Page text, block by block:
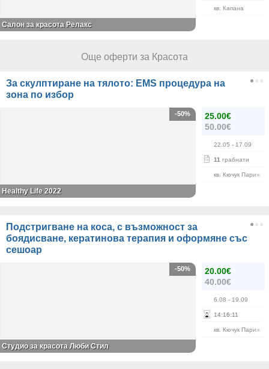
кв. Капана
Салон за красота Релакс
Още оферти за Красота
За скулптиране на тялото: EMS процедура на
зона по избор
25.00€
50.00€
22.05 - 17.09
11 грабнати
кв. Кючук Париж
-50%
Healthy Life 2022
Подстригване на коса, с възможност за
боядисване, кератинова терапия и оформяне със
сешоар
20.00€
40.00€
6.08 - 19.09
14:16:11
кв. Кючук Париж
-50%
Студио за красота Люби Стил